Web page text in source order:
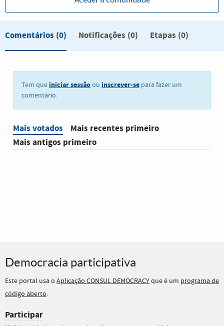
Comentários (0) Notificações (0) Etapas (0)
Tem que iniciar sessãoou inscrever-se para fazer um
comentário.
Mais votados
Mais recentes primeiro
Mais antigos primeiro
Democracia participativa
Este portal usa o Aplicação CONSUL DEMOCRACYque é um programa de
código aberto.
Participar